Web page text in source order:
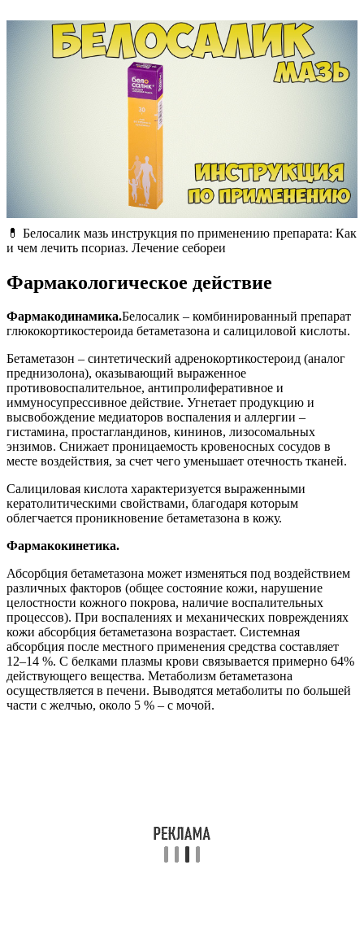
💊 Белосалик мазь инструкция по применению препарата: Как
и чем лечить псориаз. Лечение себореи
Фармакологическое действие
Фармакодинамика.Белосалик – комбинированный препарат
глюкокортикостероида бетаметазона и салициловой кислоты.
Бетаметазон – синтетический адренокортикостероид (аналог
преднизолона), оказывающий выраженное
противовоспалительное, антипролиферативное и
иммуносупрессивное действие. Угнетает продукцию и
высвобождение медиаторов воспаления и аллергии –
гистамина, простагландинов, кининов, лизосомальных
энзимов. Снижает проницаемость кровеносных сосудов в
месте воздействия, за счет чего уменьшает отечность тканей.
Салициловая кислота характеризуется выраженными
кератолитическими свойствами, благодаря которым
облегчается проникновение бетаметазона в кожу.
Фармакокинетика.
Абсорбция бетаметазона может изменяться под воздействием
различных факторов (общее состояние кожи, нарушение
целостности кожного покрова, наличие воспалительных
процессов). При воспалениях и механических повреждениях
кожи абсорбция бетаметазона возрастает. Системная
абсорбция после местного применения средства составляет
12–14 %. С белками плазмы крови связывается примерно 64%
действующего вещества. Метаболизм бетаметазона
осуществляется в печени. Выводятся метаболиты по большей
части с желчью, около 5 % – с мочой.